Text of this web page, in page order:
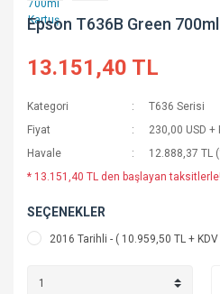
Epson T636B Green
13.151,40 TL
Kategori
T636 Serisi
Fiyat
230,00 USD +
Havale
12.888,37 TL
* 13.151,40 TL den başlayan
SEÇENEKLER
2016 Tarihli - ( 10.959,50 TL + KDV